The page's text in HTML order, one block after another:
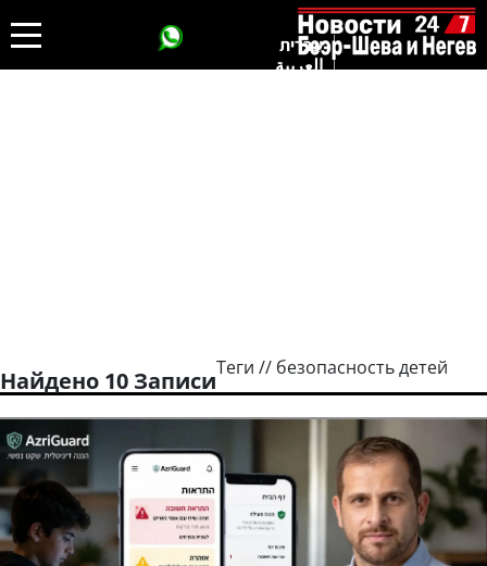
עברית
العربية
Теги // безопасность детей
Найдено 10 Записи